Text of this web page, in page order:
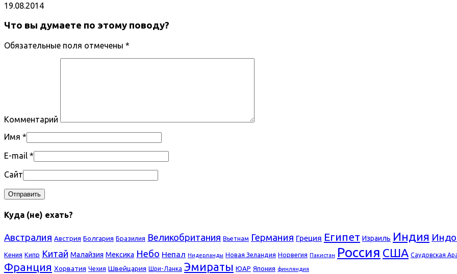
19.08.2014
Что вы думаете по этому поводу?
Обязательные поля отмечены *
Комментарий
Имя *
E-mail *
Сайт
Куда (не) ехать?
Австралия Австрия Болгария Бразилия Великобритания Вьетнам Германия Греция Египет Израиль Индия
Кения Кипр Китай Малайзия Мексика Небо Непал Нидерланды Новая Зеландия Норвегия Пакистан Россия США Саудовская
Франция Хорватия Чехия Швейцария Шри-Ланка Эмираты ЮАР Япония финляндия